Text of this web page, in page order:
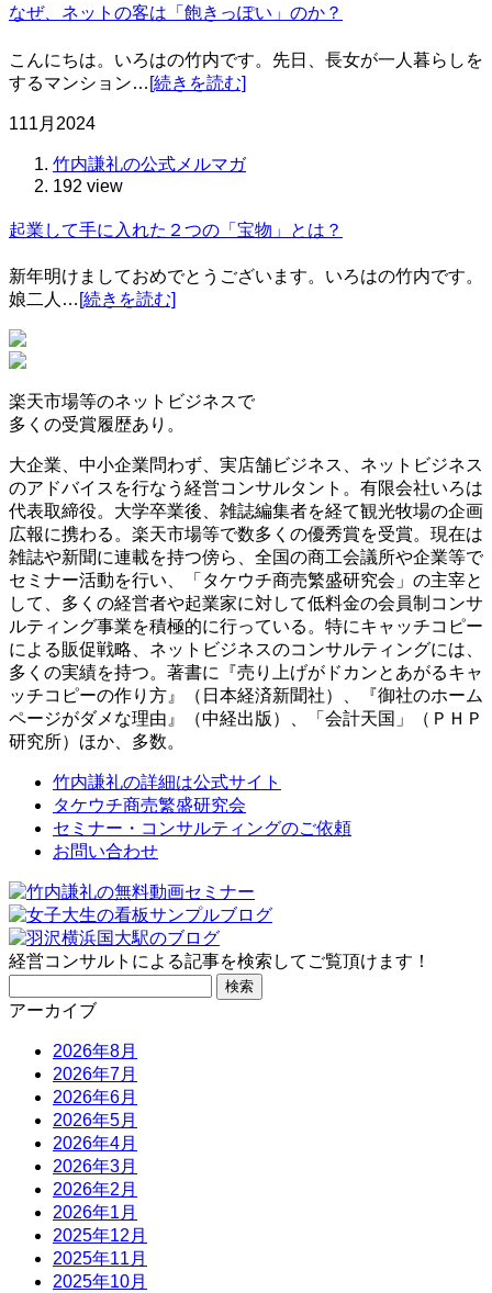
なぜ、ネットの客は「飽きっぽい」のか？
こんにちは。いろはの竹内です。先日、長女が一人暮らしを
するマンション… [続きを読む]
111月 2024
竹内謙礼の公式メルマガ
192 view
起業して手に入れた２つの「宝物」とは？
新年明けましておめでとうございます。いろはの竹内です。
娘二人… [続きを読む]
楽天市場等のネットビジネスで
多くの受賞履歴あり。
大企業、中小企業問わず、実店舗ビジネス、ネットビジネス
のアドバイスを行なう経営コンサルタント。有限会社いろは
代表取締役。大学卒業後、雑誌編集者を経て観光牧場の企画
広報に携わる。楽天市場等で数多くの優秀賞を受賞。現在は
雑誌や新聞に連載を持つ傍ら、全国の商工会議所や企業等で
セミナー活動を行い、「タケウチ商売繁盛研究会」の主宰と
して、多くの経営者や起業家に対して低料金の会員制コンサ
ルティング事業を積極的に行っている。特にキャッチコピー
による販促戦略、ネットビジネスのコンサルティングには、
多くの実績を持つ。著書に『売り上げがドカンとあがるキャ
ッチコピーの作り方』（日本経済新聞社）、『御社のホーム
ページがダメな理由』（中経出版）、「会計天国」（ＰＨＰ
研究所）ほか、多数。
竹内謙礼の詳細は公式サイト
タケウチ商売繁盛研究会
セミナー・コンサルティングのご依頼
お問い合わせ
経営コンサルトによる記事を検索してご覧頂けます！
索:
アーカイブ
2026年8月
2026年7月
2026年6月
2026年5月
2026年4月
2026年3月
2026年2月
2026年1月
2025年12月
2025年11月
2025年10月